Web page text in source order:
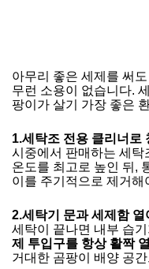
아무리 좋은 세제를 써
무런 소용이 없습니다.
팡이가 살기 가장 좋은
1.세탁조 전용 클리너로
시중에서 판매하는 세탁
온도를 최고로 높인 뒤,
이를 주기적으로 제거해
2.세탁기 문과 세제함 열
세탁이 끝나면 내부 습
제 투입구를 항상 활짝
거대한 곰팡이 배양 공